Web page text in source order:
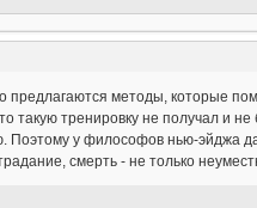
методы, которые
тренировку не получал и не
у философов нью-эйджа
смерть - не только